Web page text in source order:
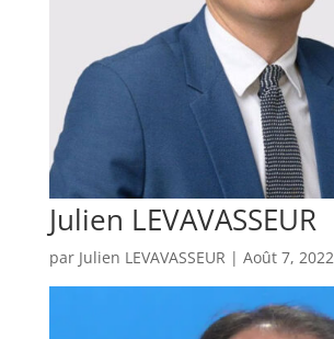
Julien LEVAVASSEUR
par Julien LEVAVASSEUR | Août 7, 2022